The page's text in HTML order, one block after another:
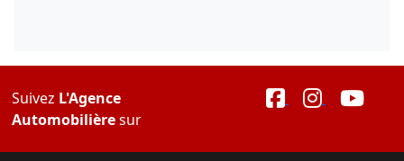
Suivez L'Agence
Automobilièresur